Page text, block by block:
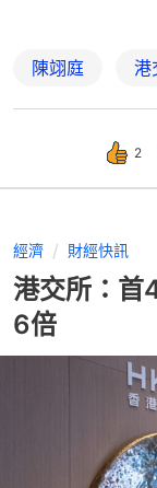
陳翊庭 港
2
經濟 財經快訊
港交所：
6倍